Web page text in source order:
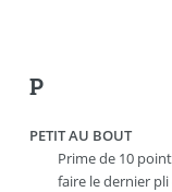
P
PETIT AU BOUT
Prime de 10
faire le dernier